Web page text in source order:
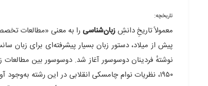
تاریخچه:
معمولاً تاریخِ دانشِزبان‌شناسی را به معنی «مطالعات
پیش از میلاد، دستور زبان بسیار پیشرفته‌ای برای
نوشتهٔ فردینان دوسوسور آغاز شد. دوسوسور بین مطالعات
۱۹۵۰، نظریات نوام چامسکی انقلابی در این رشته